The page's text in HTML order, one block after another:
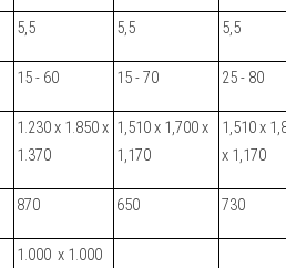
5,5 5,5 5,5
15 - 60 15 - 70 25 - 80
1.230 x 1.850 x
1.370
1,510 х 1,700 х
1,170
1,510 х
х 1,170
870 650 730
1.000 х 1.000